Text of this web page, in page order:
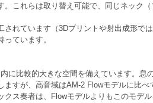
これらは取り替え可能で、同じネック
れています（3Dプリントや射出成形で
ています。
に比較的大きな空間を備えています。息
ますが、高音域はAM-2 Flowモデルに比
ス奏者は、Flowモデルよりもこのモデル